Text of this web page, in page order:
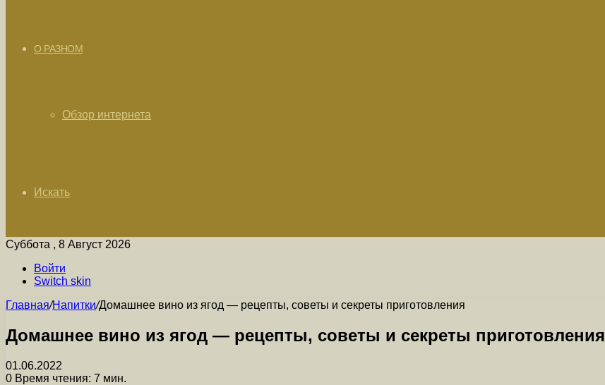
О РАЗНОМ
Обзор интернета
Искать
Суббота , 8 Август 2026
Войти
Switch skin
Главная/Напитки/Домашнее вино из ягод — рецепты, советы и секреты приготовления
Домашнее вино из ягод — рецепты, советы и секреты приготовления
01.06.2022
0 Время чтения: 7 мин.